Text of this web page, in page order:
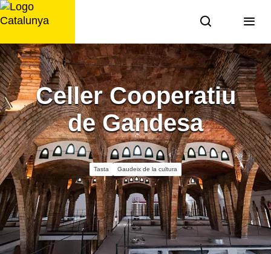
Saltar
al
Celler Cooperatiu
de Gandesa
Tasta Gaudeix de la cultura